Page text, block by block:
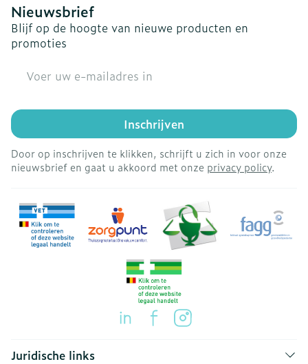
Nieuwsbrief
Blijf op de hoogte van nieuwe producten en
promoties
Inschrijven
Door op inschrijven te klikken, schrijft u zich in voor onze
nieuwsbrief en gaat u akkoord met onze privacy policy.
Juridische links